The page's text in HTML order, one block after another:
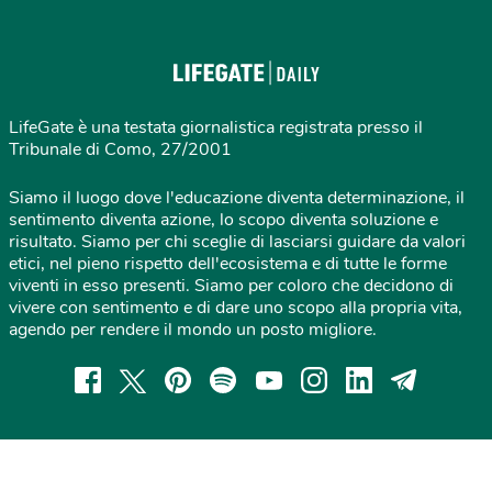
LifeGate è una testata giornalistica registrata presso il
Tribunale di Como, 27/2001
Siamo il luogo dove l'educazione diventa determinazione, il
sentimento diventa azione, lo scopo diventa soluzione e
risultato. Siamo per chi sceglie di lasciarsi guidare da valori
etici, nel pieno rispetto dell'ecosistema e di tutte le forme
viventi in esso presenti. Siamo per coloro che decidono di
vivere con sentimento e di dare uno scopo alla propria vita,
agendo per rendere il mondo un posto migliore.